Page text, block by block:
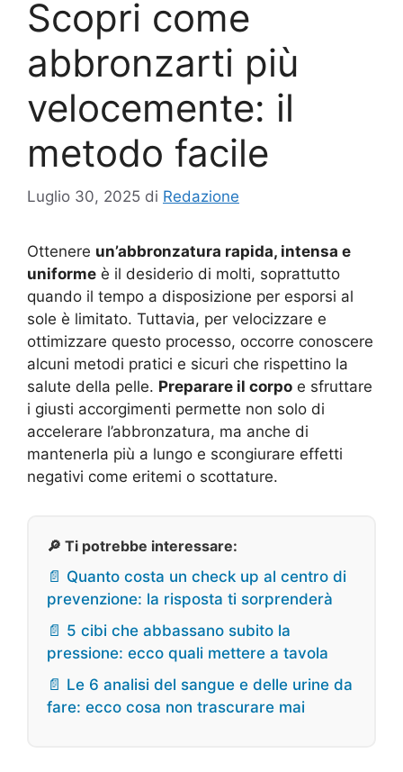
Scopri come
abbronzarti più
velocemente: il
metodo facile
Luglio 30, 2025 di Redazione
Ottenere un’abbronzatura rapida, intensa e
uniforme è il desiderio di molti, soprattutto
quando il tempo a disposizione per esporsi al
sole è limitato. Tuttavia, per velocizzare e
ottimizzare questo processo, occorre conoscere
alcuni metodi pratici e sicuri che rispettino la
salute della pelle. Preparare il corpo e sfruttare
i giusti accorgimenti permette non solo di
accelerare l’abbronzatura, ma anche di
mantenerla più a lungo e scongiurare effetti
negativi come eritemi o scottature.
🔎 Ti potrebbe interessare:
📄 Quanto costa un check up al centro di
prevenzione: la risposta ti sorprenderà
📄 5 cibi che abbassano subito la
pressione: ecco quali mettere a tavola
📄 Le 6 analisi del sangue e delle urine da
fare: ecco cosa non trascurare mai